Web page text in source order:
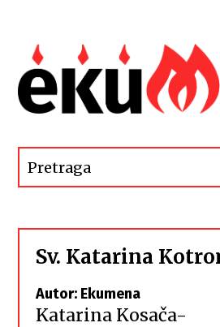
Sv. Katarina
Autor: Ekumena
Katarina Kosača-